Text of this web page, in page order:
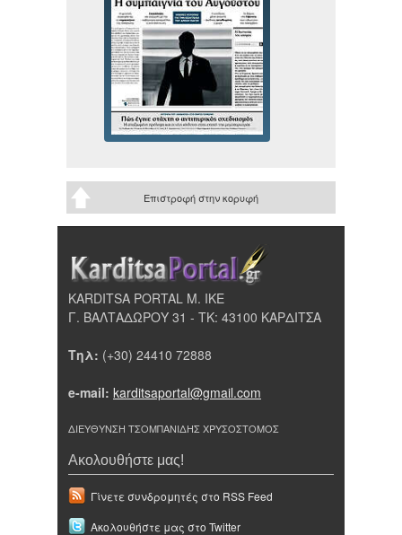
Επιστροφή στην κορυφή
KARDITSA PORTAL Μ. ΙΚΕ
Γ. ΒΑΛΤΑΔΩΡΟΥ 31 - ΤΚ: 43100 ΚΑΡΔΙΤΣΑ
Τηλ: (+30) 24410 72888
e-mail: karditsaportal@gmail.com
ΔΙΕΥΘΥΝΣΗ ΤΣΟΜΠΑΝΙΔΗΣ ΧΡΥΣΟΣΤΟΜΟΣ
Ακολουθήστε μας!
Γίνετε συνδρομητές στο RSS Feed
Ακολουθήστε μας στο Twitter